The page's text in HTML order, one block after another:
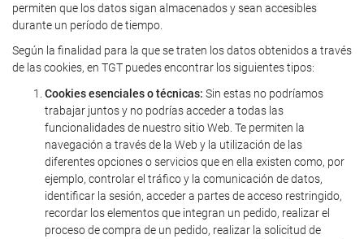
permiten que los datos sigan almacenados y sean accesibles
durante un período de tiempo.
Según la finalidad para la que se traten los datos obtenidos a través
de las cookies, en TGT puedes encontrar los siguientes tipos:
Cookies esenciales o técnicas: Sin estas no podríamos
trabajar juntos y no podrías acceder a todas las
funcionalidades de nuestro sitio Web. Te permiten la
navegación a través de la Web y la utilización de las
diferentes opciones o servicios que en ella existen como, por
ejemplo, controlar el tráfico y la comunicación de datos,
identificar la sesión, acceder a partes de acceso restringido,
recordar los elementos que integran un pedido, realizar el
proceso de compra de un pedido, realizar la solicitud de